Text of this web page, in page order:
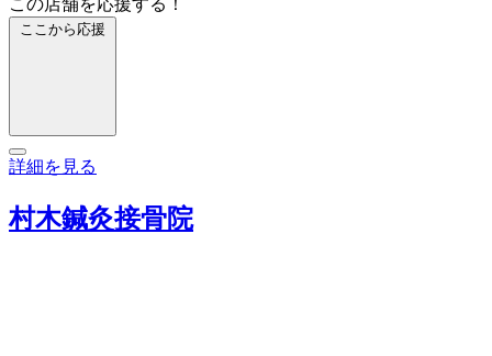
この店舗を応援する！
ここから応援
詳細を見る
村木鍼灸接骨院